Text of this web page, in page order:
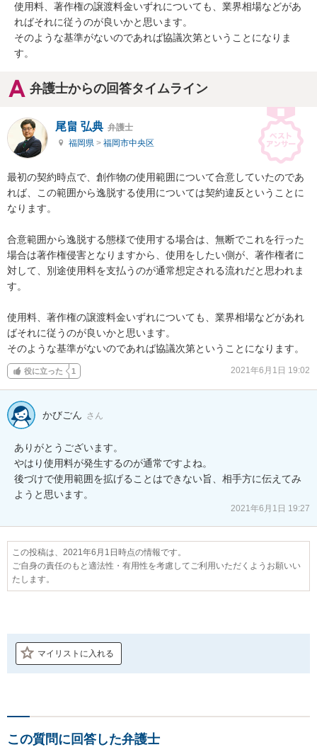
使用料、著作権の譲渡料金いずれについても、業界相場などがあ
ればそれに従うのが良いかと思います。
そのような基準がないのであれば協議次第ということになりま
す。
弁護士からの回答タイムライン
尾畠 弘典 弁護士
福岡県 > 福岡市中央区
最初の契約時点で、創作物の使用範囲について合意していたのであ
れば、この範囲から逸脱する使用については契約違反ということに
なります。
合意範囲から逸脱する態様で使用する場合は、無断でこれを行った
場合は著作権侵害となりますから、使用をしたい側が、著作権者に
対して、別途使用料を支払うのが通常想定される流れだと思われま
す。
使用料、著作権の譲渡料金いずれについても、業界相場などがあれ
ばそれに従うのが良いかと思います。
そのような基準がないのであれば協議次第ということになります。
役に立った 1 2021年6月1日 19:02
かびごん さん
ありがとうございます。
やはり使用料が発生するのが通常ですよね。
後づけで使用範囲を拡げることはできない旨、相手方に伝えてみ
ようと思います。
2021年6月1日 19:27
この投稿は、2021年6月1日時点の情報です。
ご自身の責任のもと適法性・有用性を考慮してご利用いただくようお願いい
たします。
マイリストに入れる
この質問に回答した弁護士